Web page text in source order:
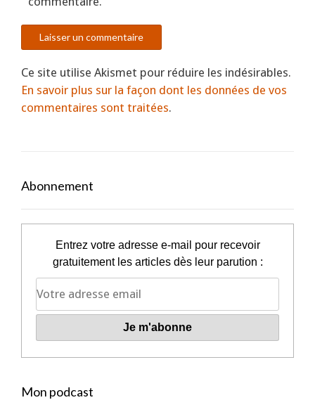
Ce site utilise Akismet pour réduire les indésirables.
En savoir plus sur la façon dont les données de vos
commentaires sont traitées.
Abonnement
Entrez votre adresse e-mail pour recevoir
gratuitement les articles dès leur parution :
Mon podcast